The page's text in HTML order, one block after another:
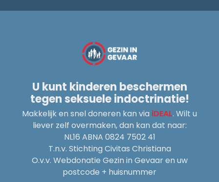
U kunt kinderen beschermen
tegen seksuele indoctrinatie!
Makkelijk en snel doneren kan via iDEAL. Wilt u
liever zelf overmaken, dan kan dat naar:
NL16 ABNA 0824 7502 41
T.n.v. Stichting Civitas Christiana
O.v.v. Webdonatie Gezin in Gevaar en uw
postcode + huisnummer